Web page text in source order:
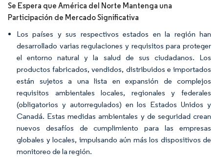
Se Espera que América del Norte Mantenga una
Participación de Mercado Significativa
Los países y sus respectivos estados en la región han
desarrollado varias regulaciones y requisitos para proteger
el entorno natural y la salud de sus ciudadanos. Los
productos fabricados, vendidos, distribuidos e importados
están sujetos a una lista en expansión de complejos
requisitos ambientales locales, regionales y federales
(obligatorios y autorregulados) en los Estados Unidos y
Canadá. Estas medidas ambientales y de seguridad crean
nuevos desafíos de cumplimiento para las empresas
globales y locales, impulsando aún más los dispositivos de
monitoreo de la región.